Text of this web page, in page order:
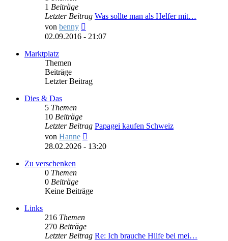
1 Beiträge
Letzter Beitrag Was sollte man als Helfer mit…
von benny
Beitrag
02.09.2016 - 21:07
Marktplatz
Themen
Beiträge
Letzter Beitrag
Dies & Das
5 Themen
10 Beiträge
Letzter Beitrag Papagei kaufen Schweiz
von Hanne
Beitrag
28.02.2026 - 13:20
Zu verschenken
0 Themen
0 Beiträge
Keine Beiträge
Links
216 Themen
270 Beiträge
Letzter Beitrag Re: Ich brauche Hilfe bei mei…